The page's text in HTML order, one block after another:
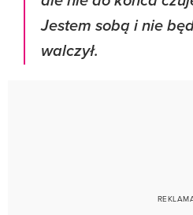
Jestem sobą i nie
walczył.